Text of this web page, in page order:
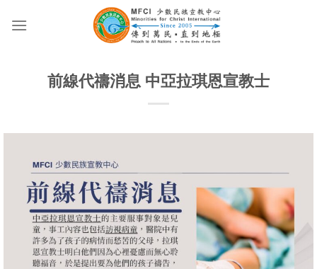
前線代禱消息 中亞拉琪恩宣教士